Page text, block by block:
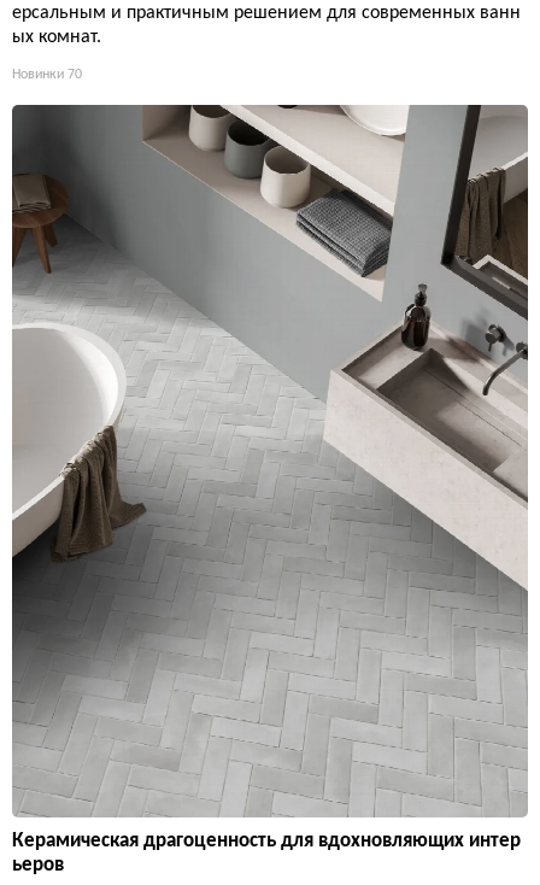
ерсальным и практичным решением для современных ванн
ых комнат.
Новинки 70
Керамическая драгоценность для вдохновляющих интер
ьеров